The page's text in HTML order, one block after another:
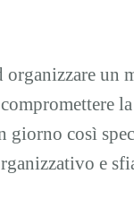
giorno così
e